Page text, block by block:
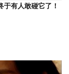
于有人敢碰它了！